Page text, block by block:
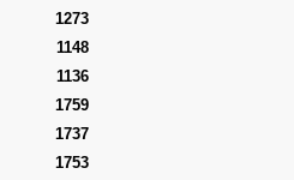
1273
1148
1136
1759
1737
1753